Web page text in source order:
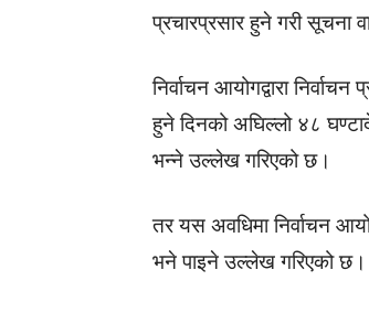
प्रचारप्रसार हुने गरी सूचना
निर्वाचन आयोगद्वारा
हुने दिनको अघिल्लो ४८
भन्ने उल्लेख गरिएको छ।
तर यस अवधिमा निर्वाचन
भने पाइने उल्लेख गरिएको छ।